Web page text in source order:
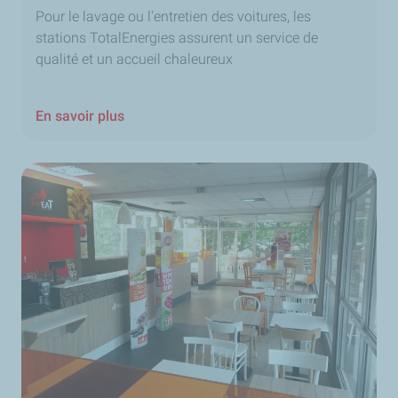
Pour le lavage ou l'entretien des voitures, les
stations TotalEnergies assurent un service de
qualité et un accueil chaleureux
En savoir plus